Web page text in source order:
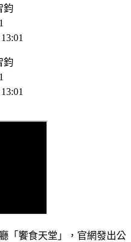
鈞
鈞
「饗食天堂」，官網發出公